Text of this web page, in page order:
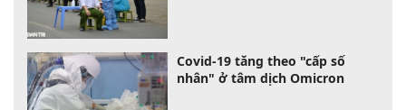
Covid-19 tăng theo "cấp số
nhân" ở tâm dịch Omicron